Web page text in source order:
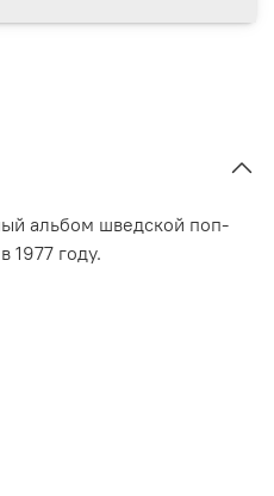
альбом шведской поп-
1977 году.